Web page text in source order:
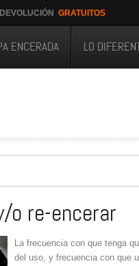
ENCERADA LO
o re-encerar
La frecuencia con que tenga
del uso, y frecuencia con que